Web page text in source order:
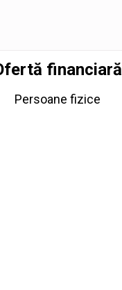
financiară
Persoane fizice